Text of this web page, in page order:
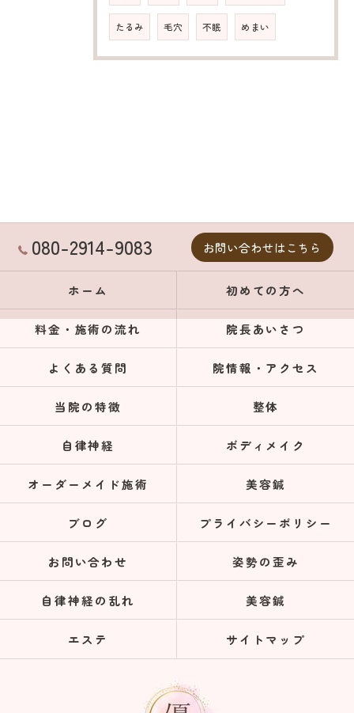
たるみ 毛穴 不眠 めまい
080-2914-9083 お問い合わせはこちら
ホーム 初めての方へ
料金・施術の流れ 院長あいさつ
よくある質問 院情報・アクセス
当院の特徴 整体
自律神経 ボディメイク
オーダーメイド施術 美容鍼
ブログ プライバシーポリシー
お問い合わせ 姿勢の歪み
自律神経の乱れ 美容鍼
エステ サイトマップ